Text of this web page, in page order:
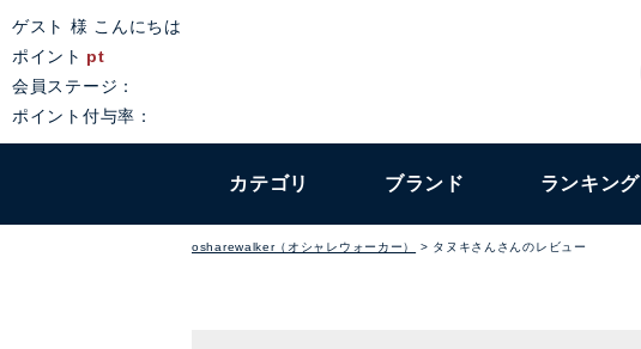
ゲスト 様 こんにちは
ポイント pt
会員ステージ：
ポイント付与率：
カテゴリ ブランド ランキング
osharewalker（オシャレウォーカー） タヌキさんさんのレビュー